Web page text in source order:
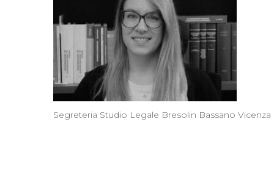
Segreteria Studio Legale Bresolin Bassano Vicenza